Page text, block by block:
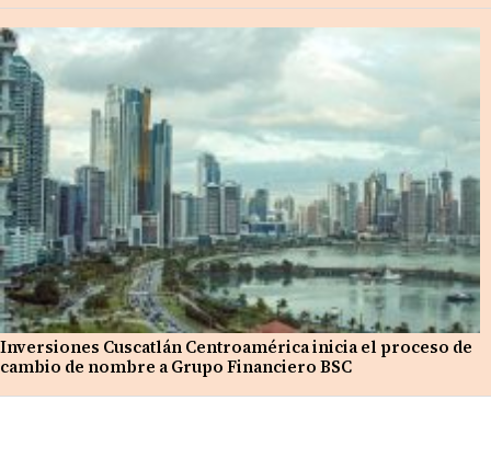
Inversiones Cuscatlán Centroamérica inicia el proceso de
cambio de nombre a Grupo Financiero BSC